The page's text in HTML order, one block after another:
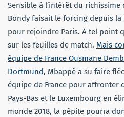
Sensible à l’intérêt du
Bondy faisait le forcing depuis
pour rejoindre Paris. À tel point
sur les feuilles de match. Mais
équipe de France Ousmane
Dortmund, Mbappé a su faire
équipe de France pour affronter
Pays-Bas et le Luxembourg en
monde 2018, la pépite pourra